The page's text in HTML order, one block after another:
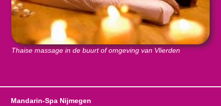
Thaise massage in de buurt of omgeving van Vlierden
Mandarin-Spa Nijmegen